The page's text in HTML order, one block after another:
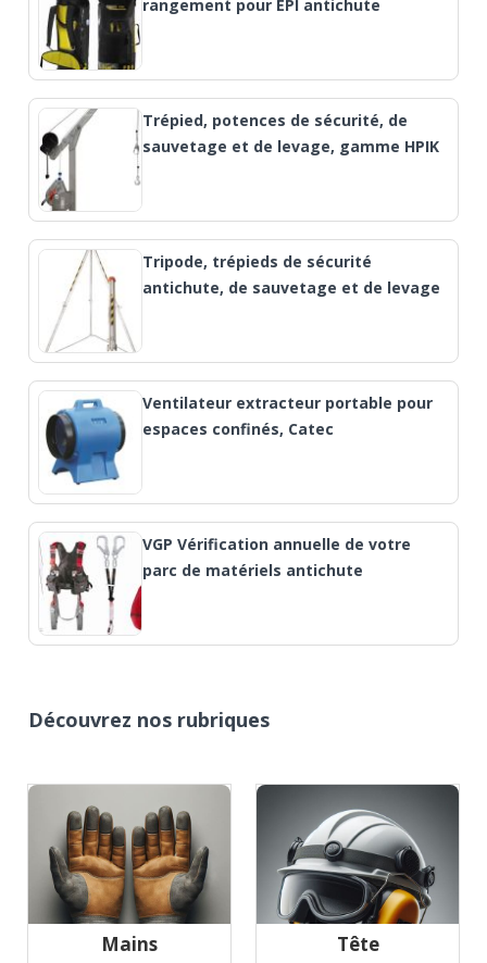
rangement pour EPI antichute
Trépied, potences de sécurité, de
sauvetage et de levage, gamme HPIK
Tripode, trépieds de sécurité
antichute, de sauvetage et de levage
Ventilateur extracteur portable pour
espaces confinés, Catec
VGP Vérification annuelle de votre
parc de matériels antichute
Découvrez nos rubriques
Mains Tête